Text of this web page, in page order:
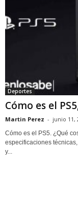
Deportes
Cómo es el
Martin Perez - junio 11,
Cómo es el PS5. ¿Qué
especificaciones
y...